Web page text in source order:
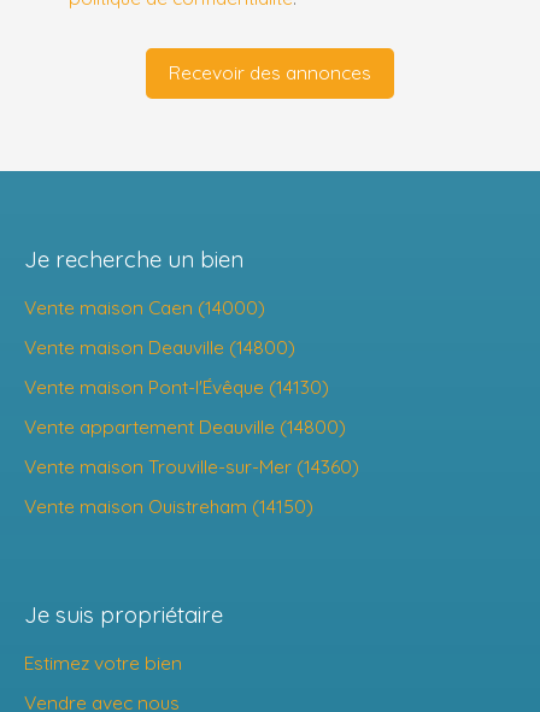
Recevoir des annonces
Je recherche un bien
Vente maison Caen (14000)
Vente maison Deauville (14800)
Vente maison Pont-l'Évêque (14130)
Vente appartement Deauville (14800)
Vente maison Trouville-sur-Mer (14360)
Vente maison Ouistreham (14150)
Je suis propriétaire
Estimez votre bien
Vendre avec nous